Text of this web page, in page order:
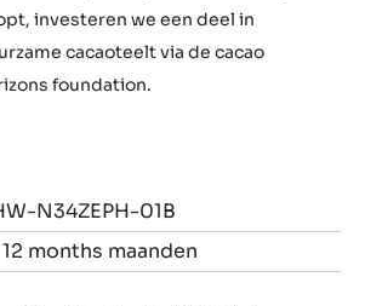
investeren we een deel in
cacaoteelt via de cacao
foundation.
N34ZEPH-01B
12 months maanden